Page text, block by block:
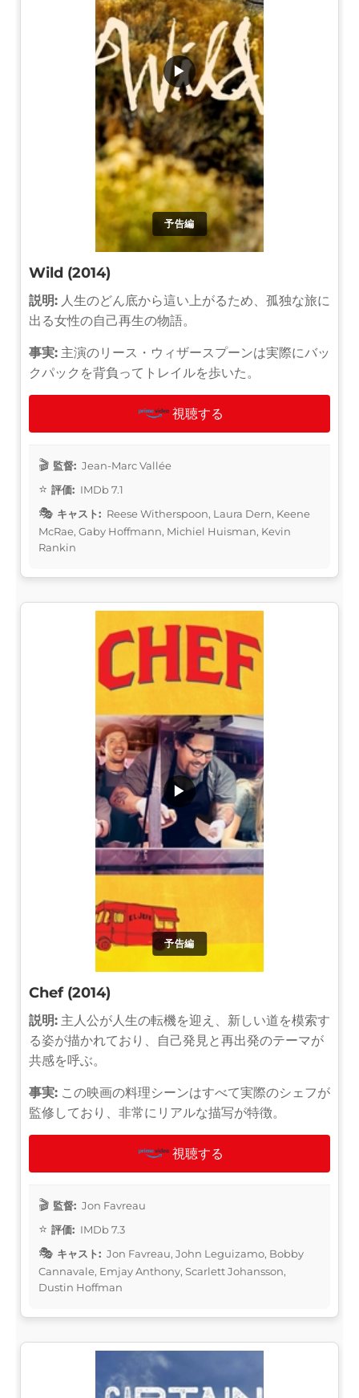
予告編
▶
Wild (2014)
説明: 人生のどん底から這い上がるため、孤独な旅に
出る女性の自己再生の物語。
事実: 主演のリース・ウィザースプーンは実際にバッ
クパックを背負ってトレイルを歩いた。
視聴する
監督: Jean-Marc Vallée
評価: IMDb 7.1
キャスト: Reese Witherspoon, Laura Dern, Keene
McRae, Gaby Hoffmann, Michiel Huisman, Kevin
Rankin
予告編
▶
Chef (2014)
説明: 主人公が人生の転機を迎え、新しい道を模索す
る姿が描かれており、自己発見と再出発のテーマが
共感を呼ぶ。
事実: この映画の料理シーンはすべて実際のシェフが
監修しており、非常にリアルな描写が特徴。
視聴する
監督: Jon Favreau
評価: IMDb 7.3
キャスト: Jon Favreau, John Leguizamo, Bobby
Cannavale, Emjay Anthony, Scarlett Johansson,
Dustin Hoffman